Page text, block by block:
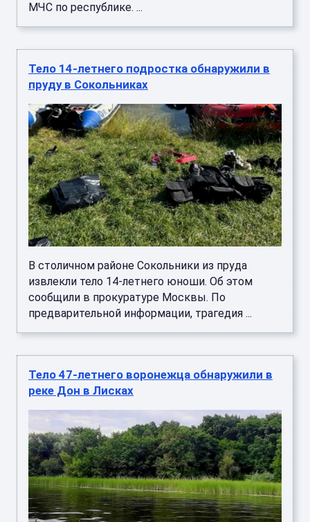
МЧС по республике. ...
Тело 14-летнего подростка обнаружили в
пруду в Сокольниках
В столичном районе Сокольники из пруда
извлекли тело 14-летнего юноши. Об этом
сообщили в прокуратуре Москвы. По
предварительной информации, трагедия ...
Тело 47-летнего воронежца обнаружили в
реке Дон в Лисках